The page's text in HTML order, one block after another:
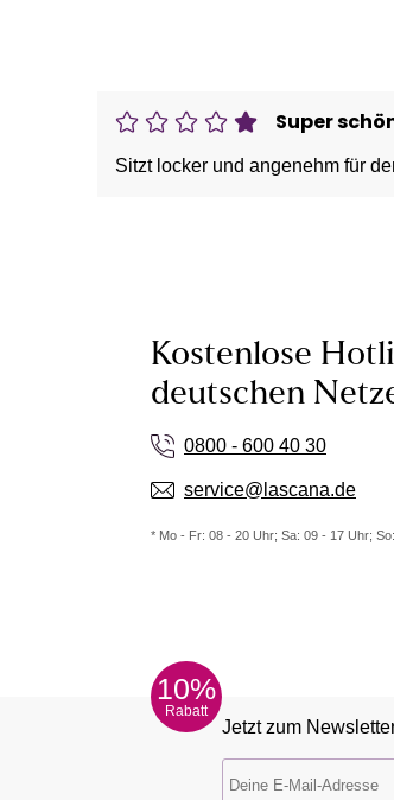
Super
Sitzt locker und angenehm für
Kostenlose
deutschen
0800 - 600 40 30
service@lascana.de
* Mo - Fr: 08 - 20 Uhr; Sa: 09 - 17 Uhr;
10%
Rabatt
Jetzt zum